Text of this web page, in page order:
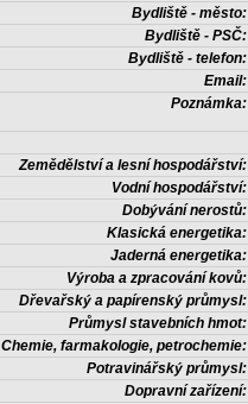
Bydliště - město:
Bydliště - PSČ:
Bydliště - telefon:
Email:
Poznámka:
Zemědělství a lesní hospodářství:
Vodní hospodářství:
Dobývání nerostů:
Klasická energetika:
Jaderná energetika:
Výroba a zpracování kovů:
Dřevařský a papírenský průmysl:
Průmysl stavebních hmot:
Chemie, farmakologie, petrochemie:
Potravinářský průmysl:
Dopravní zařízení: